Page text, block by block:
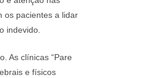
os pacientes a lidar
indevido.
As clínicas “Pare
e físicos